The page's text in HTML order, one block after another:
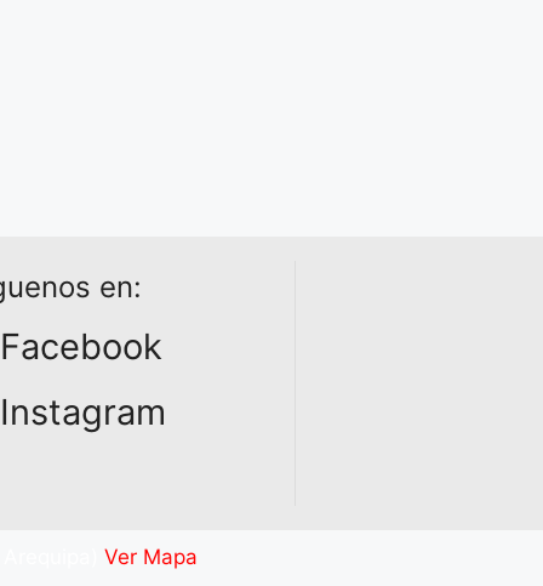
en:
Facebook
Instagram
Ver Mapa